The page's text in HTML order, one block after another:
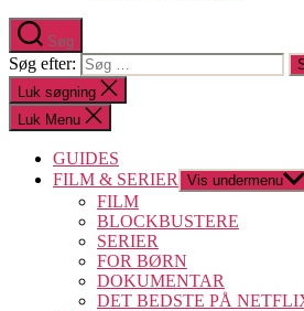
Søg
Søg efter:
Luk søgning
Luk Menu
GUIDES
FILM & SERIER
Vis undermenu
FILM
BLOCKBUSTERE
SERIER
FOR BØRN
DOKUMENTAR
DET BEDSTE PÅ